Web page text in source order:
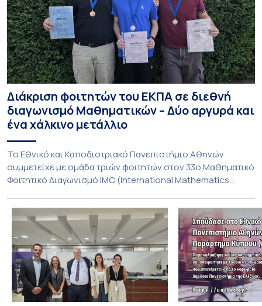
Διάκριση φοιτητών του ΕΚΠΑ σε διεθνή
διαγωνισμό Μαθηματικών – Δύο αργυρά και
ένα χάλκινο μετάλλιο
To Εθνικό και Καποδιστριακό Πανεπιστήμιο Αθηνών
συμμετείχε με ομάδα τριών φοιτητών στον 33ο Μαθηματικό
Φοιτητικό Διαγωνισμό IMC (International Mathematics
Ιουλίου στο Blagoevgrad της Βουλγαρίας. Σε αυτόν
συμμετείχαν 447 φοιτητές εκπροσωπώντας 135
πανεπιστήμια από 46 χώρες. Από την Ελλάδα, συμμετείχαν
επίσης το Εθνικό Μετσόβιο Πολυτεχνείο, το Αριστοτέλειο
Πανεπιστήμιο […]